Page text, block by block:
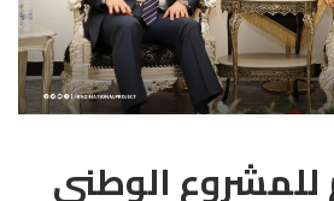
للمشروع الوطني